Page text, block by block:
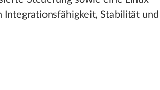
Stabilität und